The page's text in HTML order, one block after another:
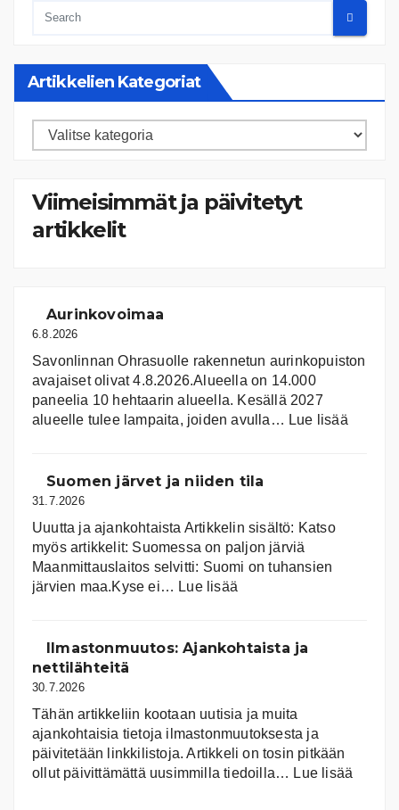
Artikkelien Kategoriat
Artikkelien
Viimeisimmät ja päivitetyt
artikkelit
Aurinkovoimaa
6.8.2026
Savonlinnan Ohrasuolle rakennetun aurinkopuiston
avajaiset olivat 4.8.2026.Alueella on 14.000
paneelia 10 hehtaarin alueella. Kesällä 2027
alueelle tulee lampaita, joiden avulla… Lue lisää:
Suomen järvet ja niiden tila
31.7.2026
Uuutta ja ajankohtaista Artikkelin sisältö: Katso
myös artikkelit: Suomessa on pal­jon jär­viä
Maanmittauslaitos selvitti: Suomi on tuhansien
järvien maa.Kyse ei… Lue lisää
ja
Ilmastonmuutos: Ajankohtaista ja
nettilähteitä
30.7.2026
Tähän artikkeliin kootaan uutisia ja muita
ajankohtaisia tietoja ilmastonmuutoksesta ja
päivitetään linkkilistoja. Artikkeli on tosin pitkään
ollut päivittämättä uusimmilla tiedoilla… Lue lisää